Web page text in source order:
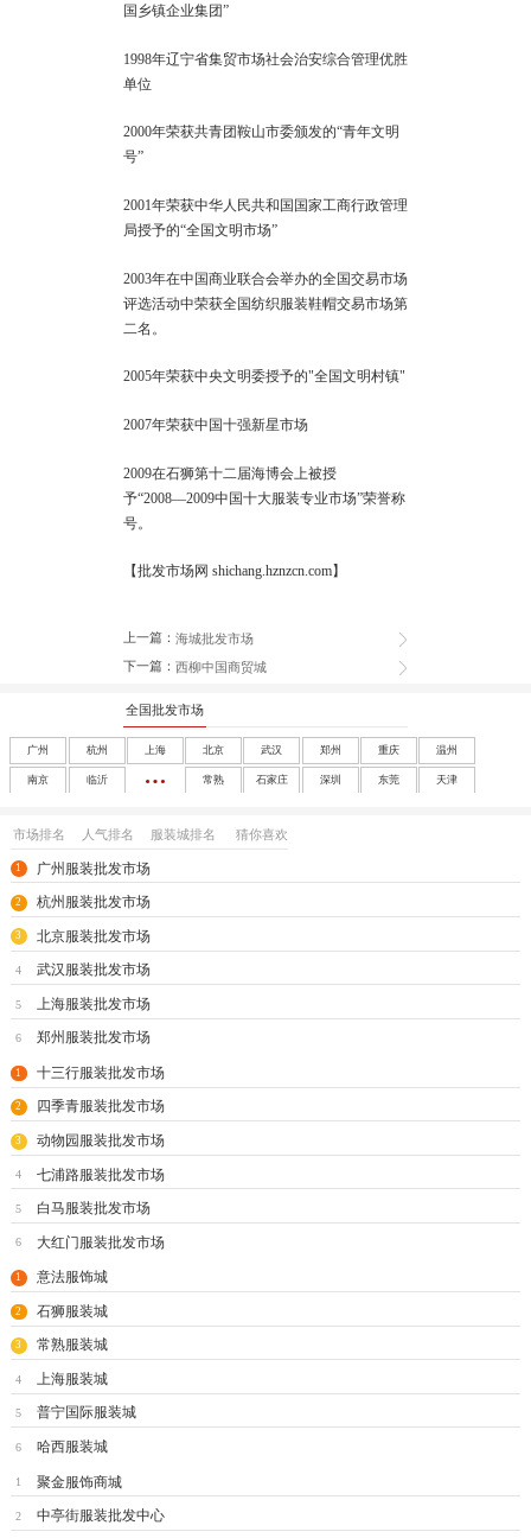
国乡镇企业集团”
1998年辽宁省集贸市场社会治安综合管理优胜
单位
2000年荣获共青团鞍山市委颁发的“青年文明
号”
2001年荣获中华人民共和国国家工商行政管理
局授予的“全国文明市场”
2003年在中国商业联合会举办的全国交易市场
评选活动中荣获全国纺织服装鞋帽交易市场第
二名。
2005年荣获中央文明委授予的"全国文明村镇"
2007年荣获中国十强新星市场
2009在石狮第十二届海博会上被授
予“2008―2009中国十大服装专业市场”荣誉称
号。
【批发市场网 shichang.hznzcn.com】
上一篇： 海城批发市场
下一篇： 西柳中国商贸城
全国批发市场
广州 杭州 上海 北京 武汉 郑州 重庆 温州
南京 临沂 常熟 石家庄 深圳 东莞 天津
哈尔滨 合肥 福州 南昌 济南
玩具 尾货
市场排名 人气排名 服装城排名 猜你喜欢
1 广州服装批发市场
2 杭州服装批发市场
3 北京服装批发市场
4 武汉服装批发市场
5 上海服装批发市场
6 郑州服装批发市场
1 十三行服装批发市场
2 四季青服装批发市场
3 动物园服装批发市场
4 七浦路服装批发市场
5 白马服装批发市场
6 大红门服装批发市场
1 意法服饰城
2 石狮服装城
3 常熟服装城
4 上海服装城
5 普宁国际服装城
6 哈西服装城
1 聚金服饰商城
2 中亭街服装批发中心